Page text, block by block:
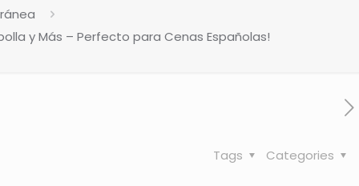
y Más – Perfecto para Cenas Españolas!
Categories
Tags